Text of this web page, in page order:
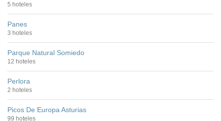
5 hoteles
Panes
3 hoteles
Parque Natural Somiedo
12 hoteles
Perlora
2 hoteles
Picos De Europa Asturias
99 hoteles